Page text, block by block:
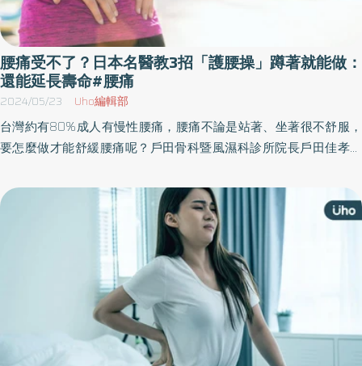
腰痛受不了？日本名醫教3招「護腰操」蹲著就能做：
還能延長壽命#腰痛
2024/05/23 Uho編輯部
台灣約有80%成人有慢性腰痛，腰痛不論是站著、坐著很不舒服，
要怎麼做才能舒緩腰痛呢？戶田骨科暨風濕科診所院長戶田佳孝於
估後並依照指引找出最適合自己的護腰操。以下為原書摘文：